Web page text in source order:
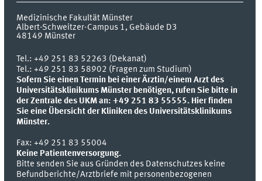
Medizinische Fakultät Münster
Albert-Schweitzer-Campus 1, Gebäude D3
48149 Münster
Tel.:+49 251 83 52263 (Dekanat)
Tel.: +49 251 83 58902 (Fragen zum Studium)
Sofern Sie einen Termin bei einer Ärztin/einem Arzt des
Universitätsklinikums Münster benötigen, rufen Sie bitte in
der Zentrale des UKM an: +49 251 83 55555. Hier finden
Sie eine Übersicht der Kliniken des Universitätsklinikums
Münster.
Fax:+49 251 83 55004
Keine Patientenversorgung.
Bitte senden Sie aus Gründen des Datenschutzes keine
Befundberichte/Arztbriefe mit personenbezogenen